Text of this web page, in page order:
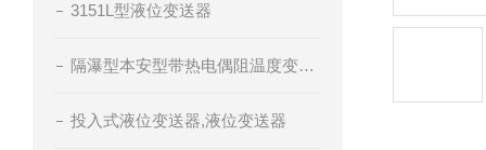
3151L型液位变送器
隔瀑型本安型带热电偶阻温度变送器
投入式液位变送器,液位变送器